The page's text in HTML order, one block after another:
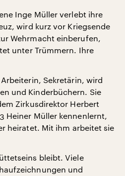
Inge Müller verlebt ihre
wird kurz vor Kriegsende
Wehrmacht einberufen,
unter Trümmern. Ihre
Sekretärin, wird
und Kinderbüchern. Sie
Zirkusdirektor Herbert
Heiner Müller kennenlernt,
heiratet. Mit ihm arbeitet sie
bleibt. Viele
und